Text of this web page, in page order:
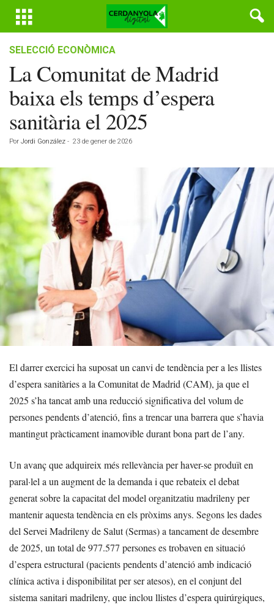
SELECCIÓ ECONÒMICA
La Comunitat de Madrid
baixa els temps d’espera
sanitària el 2025
Por Jordi González - 23 de gener de 2026
El darrer exercici ha suposat un canvi de tendència per a les llistes
d’espera sanitàries a la Comunitat de Madrid (CAM), ja que el
2025 s’ha tancat amb una reducció significativa del volum de
persones pendents d’atenció, fins a trencar una barrera que s’havia
mantingut pràcticament inamovible durant bona part de l’any.
Un avanç que adquireix més rellevància per haver-se produït en
paral·lel a un augment de la demanda i que rebateix el debat
generat sobre la capacitat del model organitzatiu madrileny per
mantenir aquesta tendència en els pròxims anys. Segons les dades
del Servei Madrileny de Salut (Sermas) a tancament de desembre
de 2025, un total de 977.577 persones es trobaven en situació
d’espera estructural (pacients pendents d’atenció amb indicació
clínica activa i disponibilitat per ser atesos), en el conjunt del
sistema sanitari madrileny, que inclou llistes d’espera quirúrgiques,